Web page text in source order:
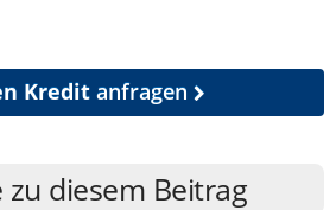
Kreditanfragen
diesem Beitrag